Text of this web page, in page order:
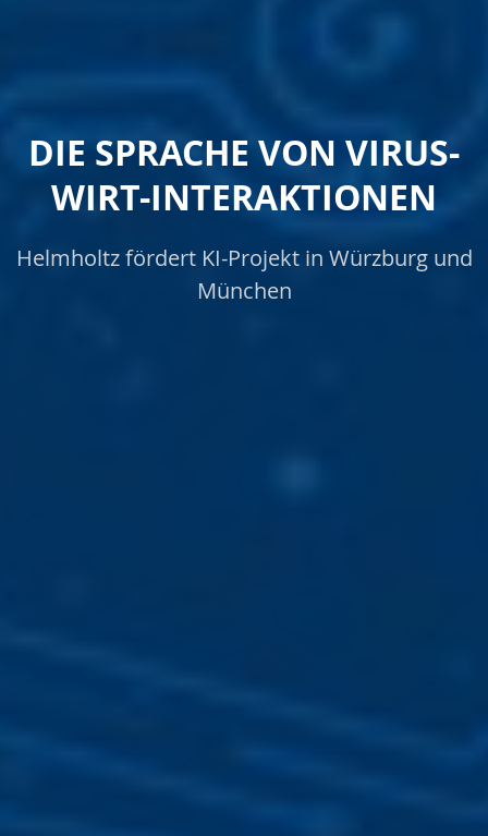
DIE SPRACHE VON VIRUS-
WIRT-INTERAKTIONEN
Helmholtz fördert KI-Projekt in Würzburg und
München